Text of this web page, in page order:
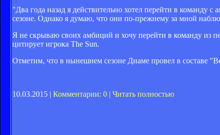
"Два года назад я действительно хотел перейти в команду
сезоне. Однако я думаю, что они по-прежнему за мной
Я не скрываю своих амбиций и хочу перейти в команду из
цитирует игрока The Sun.
Отметим, что в нынешнем сезоне Диаме провел в составе
10.03.2015 | Комментарии: 0 | Читать полностью